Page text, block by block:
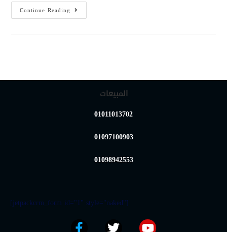
Continue Reading
المبيعات
01011013702
01097100903
01098942553
[jetpackcrm_form id="1" style="naked"]